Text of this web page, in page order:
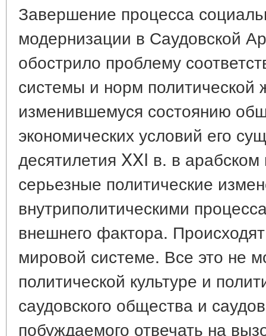
Завершение процесса
модернизации в Саудовской
обострило проблему
системы и норм политической
изменившемуся состоянию
экономических условий его
десятилетия XXI в. в
серьезные политические
внутриполитическими
внешнего фактора.
мировой системе. Все это не
политической культуре и
саудовского общества и
побуждаемого отвечать на